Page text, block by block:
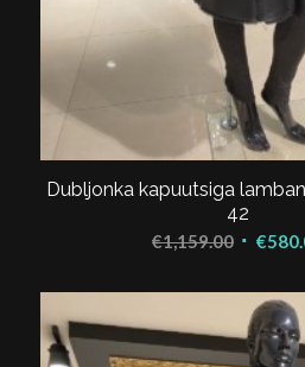
Dubljonka kapuutsiga
42
€1,159.00 Algne
oli:
€